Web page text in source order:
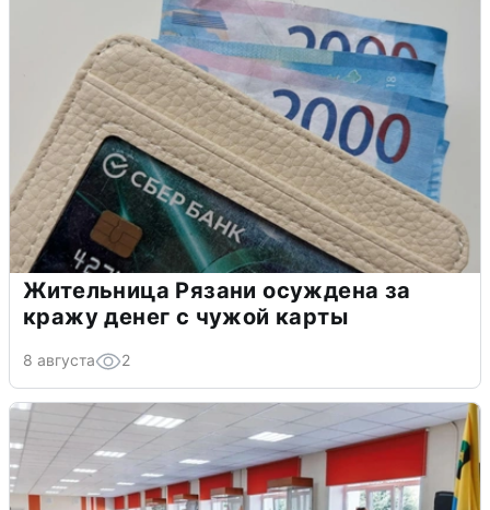
Жительница Рязани осуждена за
кражу денег с чужой карты
8 августа 2